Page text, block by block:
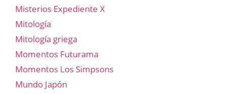
Misterios Expediente X
Mitología
Mitología griega
Momentos Futurama
Momentos Los Simpsons
Mundo Japón